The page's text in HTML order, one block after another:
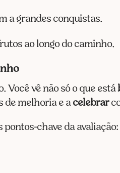
a grandes conquistas.
ao longo do caminho.
Você vê não só o que está
de melhoria e a celebrar
chave da avaliação: